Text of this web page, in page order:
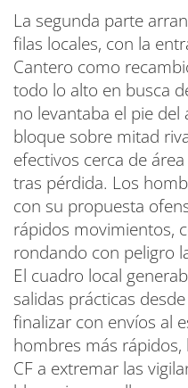
La segunda parte
filas locales, con la
Cantero como
todo lo alto en busca
no levantaba el pie del
bloque sobre mitad
efectivos cerca de
tras pérdida. Los
con su propuesta
rápidos movimientos,
rondando con peligro
El cuadro local
salidas prácticas
finalizar con envíos al
hombres más rápidos,
CF a extremar las